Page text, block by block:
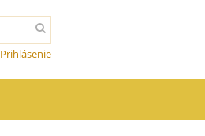
Prihlásenie